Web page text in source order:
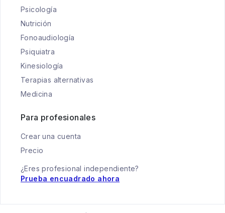
Psicología
Nutrición
Fonoaudiología
Psiquiatra
Kinesiología
Terapias alternativas
Medicina
Para profesionales
Crear una cuenta
Precio
¿Eres profesional independiente?
Prueba encuadrado ahora